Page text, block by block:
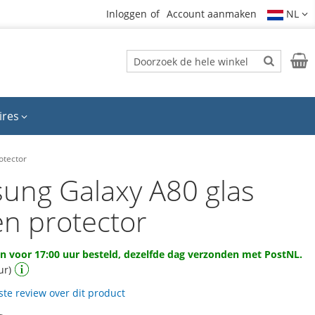
Inloggen Account aanmaken NL
Zoek
Zoek
Galaxy A80 glas
protector
voor 17:00 uur besteld, dezelfde dag verzonden met PostNL.
review over dit product